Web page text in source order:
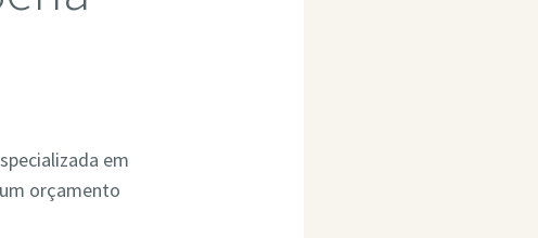
em
orçamento